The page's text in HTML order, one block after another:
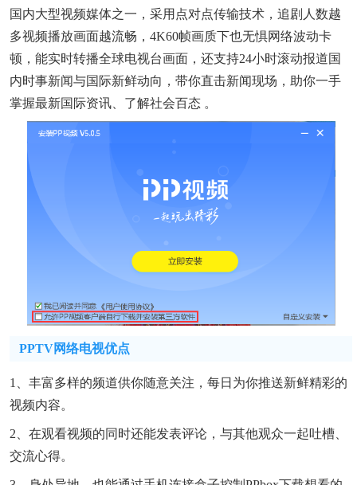
国内大型视频媒体之一，采用点对点传输技术，追剧人数越
多视频播放画面越流畅，4K60帧画质下也无惧网络波动卡
顿，能实时转播全球电视台画面，还支持24小时滚动报道国
内时事新闻与国际新鲜动向，带你直击新闻现场，助你一手
掌握最新国际资讯、了解社会百态 。
PPTV网络电视优点
1、丰富多样的频道供你随意关注，每日为你推送新鲜精彩的
视频内容。
2、在观看视频的同时还能发表评论，与其他观众一起吐槽、
交流心得。